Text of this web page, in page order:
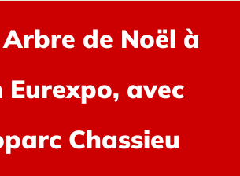
de Noël à
Eurexpo, avec
Chassieu